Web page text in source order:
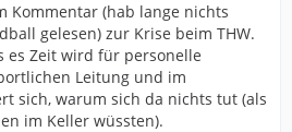
Kommentar (hab lange nichts
gelesen) zur Krise beim THW.
es Zeit wird für personelle
Leitung und im
sich, warum sich da nichts tut (als
im Keller wüssten).